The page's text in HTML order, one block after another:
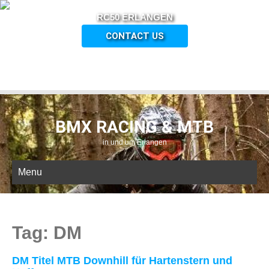
RC50 ERLANGEN
CONTACT US
BMX RACING & MTB
in und um Erlangen
Menu
Tag: DM
DM Titel MTB Downhill für Hartenstern und